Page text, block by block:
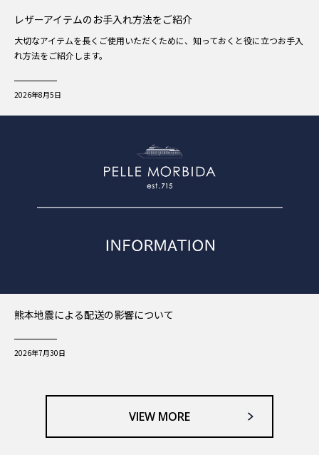
レザーアイテムのお手入れ方法をご紹介
大切なアイテムを長くご使用いただくために、知っておくと役に立つお手入
れ方法をご紹介します。
2026年8月5日
熊本地震による配送の影響について
2026年7月30日
VIEW MORE